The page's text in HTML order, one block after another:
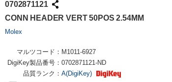
0702871121
CONN HEADER VERT 50POS 2.54MM
Molex
マルツコード： M1011-6927
DigiKey製品番号： 0702871121-ND
品質ランク： A(DigiKey)